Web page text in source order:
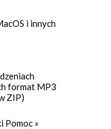
i innych
format MP3
ZIP)
Pomoc »